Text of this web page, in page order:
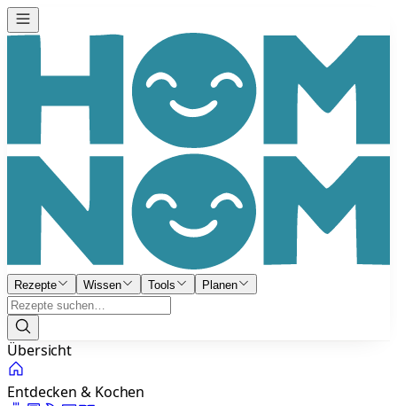
Rezepte Wissen Tools Planen
Übersicht
Entdecken & Kochen